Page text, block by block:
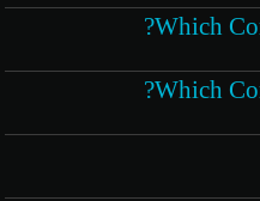
Which
Which